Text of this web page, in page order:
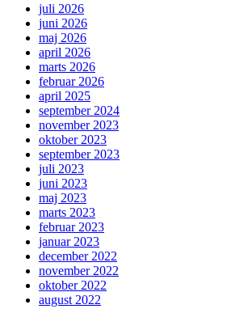
juli 2026
juni 2026
maj 2026
april 2026
marts 2026
februar 2026
april 2025
september 2024
november 2023
oktober 2023
september 2023
juli 2023
juni 2023
maj 2023
marts 2023
februar 2023
januar 2023
december 2022
november 2022
oktober 2022
august 2022